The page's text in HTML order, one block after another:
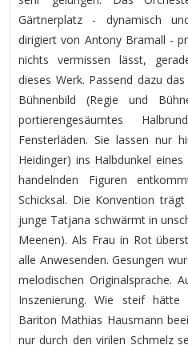
Gärtnerplatz - dynamisch
dirigiert von Antony Bramall -
nichts vermissen lässt,
dieses Werk. Passend dazu
Bühnenbild (Regie und
portierengesäumtes
Fensterläden. Sie lassen nur
Heidinger) ins Halbdunkel
handelnden Figuren
Schicksal. Die Konvention
junge Tatjana schwärmt in
Meenen). Als Frau in Rot
alle Anwesenden. Gesungen
melodischen Originalsprache.
Inszenierung. Wie steif
Bariton Mathias Hausmann
nur durch den virilen Schmelz